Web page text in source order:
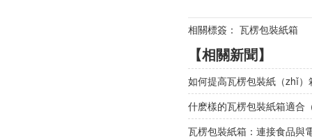
相關標簽： 瓦楞包裝紙箱
【相關新聞】
如何提高瓦楞包裝紙（zhǐ
什麽樣的瓦楞包裝紙箱適合
瓦楞包裝紙箱：連接食品與